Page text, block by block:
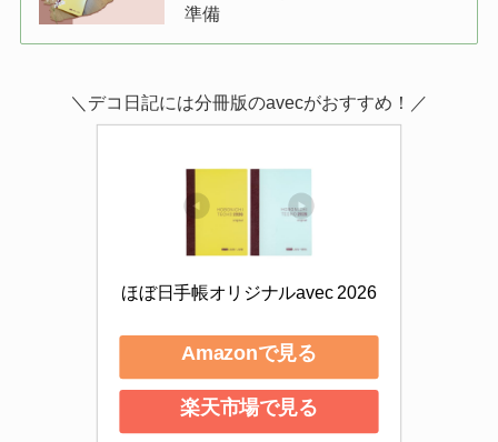
準備
＼デコ日記には分冊版のavecがおすすめ！／
ほぼ日手帳オリジナルavec 2026
Amazonで見る
楽天市場で見る